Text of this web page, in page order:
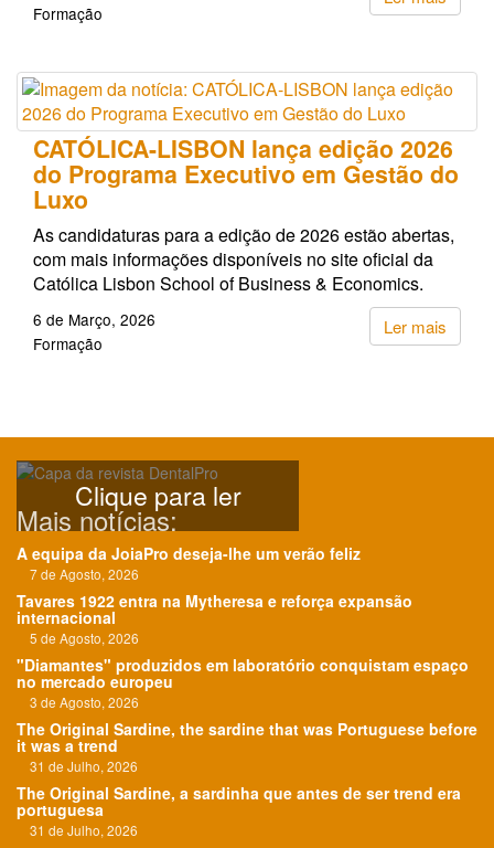
Formação
CATÓLICA-LISBON lança edição 2026
do Programa Executivo em Gestão do
Luxo
As candidaturas para a edição de 2026 estão abertas,
com mais informações disponíveis no site oficial da
Católica Lisbon School of Business & Economics.
Ler mais
6 de Março, 2026
Formação
Clique para ler
Mais notícias:
A equipa da JoiaPro deseja-lhe um verão feliz
7 de Agosto, 2026
Tavares 1922 entra na Mytheresa e reforça expansão
internacional
5 de Agosto, 2026
"Diamantes" produzidos em laboratório conquistam espaço
no mercado europeu
3 de Agosto, 2026
The Original Sardine, the sardine that was Portuguese before
it was a trend
31 de Julho, 2026
The Original Sardine, a sardinha que antes de ser trend era
portuguesa
31 de Julho, 2026